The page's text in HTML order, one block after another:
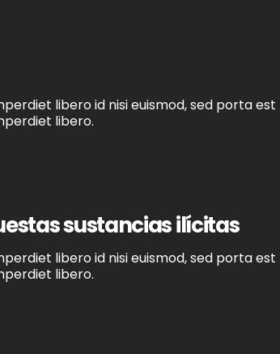
libero id nisi euismod, sed porta est
libero.
sustancias ilícitas
libero id nisi euismod, sed porta est
libero.